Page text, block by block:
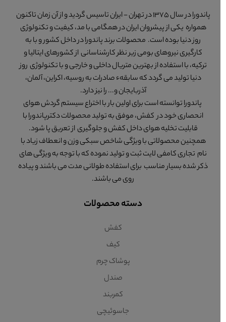
پاندورا در سال 1375 در تهران - ایران تاسیس گردید و از آن زمان تاکنون
همواره یکی از پیشروان ایران در همگامی با مد، کیفیت و تکنولوژی
روز دنیا بوده است. محصولات برند پاندورا در داخل کشور و با به
کارگیری نیروهای بومی زیر نظر کارشناسانی از کشورهای ایتالیا و
ترکیه، با استفاده از بهترین متریال داخلی و خارجی و با تکنولوژی روز
دنیا تولید می گردد که سابقهء صادرات به روسیه، اکراین، آلمان،
آذربایجان و... را نیز دارد.
پاندورا توانسته است برای اولین بار با اختراع سیستم گردش هوای
انحصاری خود در کفش، موفق به تولید محصولات دکترپاندورا با
قابلیت تخلیه هوای داخل کفش و جلوگیری از تعریق پا شود.
همچنین محصولاتی با ویژگی شاخص سبکی وزن و انعطاف زیاد با
نام تجاری کامفی لایت ثبت و تولید نموده که با توجه به ویژگی های
ذکر شده بسیار مناسب برای استفاده طولانی مدت می باشند و پیاده
روی می باشند.
دسته محصولات
کفش
کیف
پوشاک چرم
صندل
کمربند
جاسوئیچی